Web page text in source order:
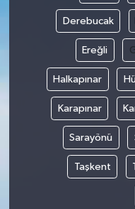
Derebucak
Ereğli
Halkapınar
Karapınar
Sarayönü
Taşkent